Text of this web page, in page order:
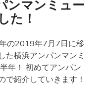
ンマンミュー
た！
の2019年7月7日に移
た横浜アンパンマンミ
年！ 初めてアンパン
で紹介していきます！